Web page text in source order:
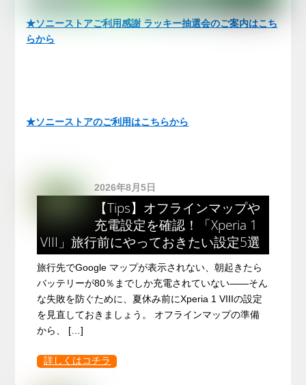
★ソニーストアご利用感謝 ラッキー抽選会のご案内はこち
らから
★ソニーストアのご利用はこちらから
2026年8月5日
【Tips】オフラインマップや
充電設定を確認！「Xperia 1
VIII」旅行前にやっておきたい設定5選
旅行先でGoogle マップが表示されない、朝起きたら
バッテリーが80％までしか充電されていない――そん
な失敗を防ぐために、夏休み前にXperia 1 VIIIの設定
を見直しておきましょう。 オフラインマップの準備
から、 […]
詳しくはコチラ